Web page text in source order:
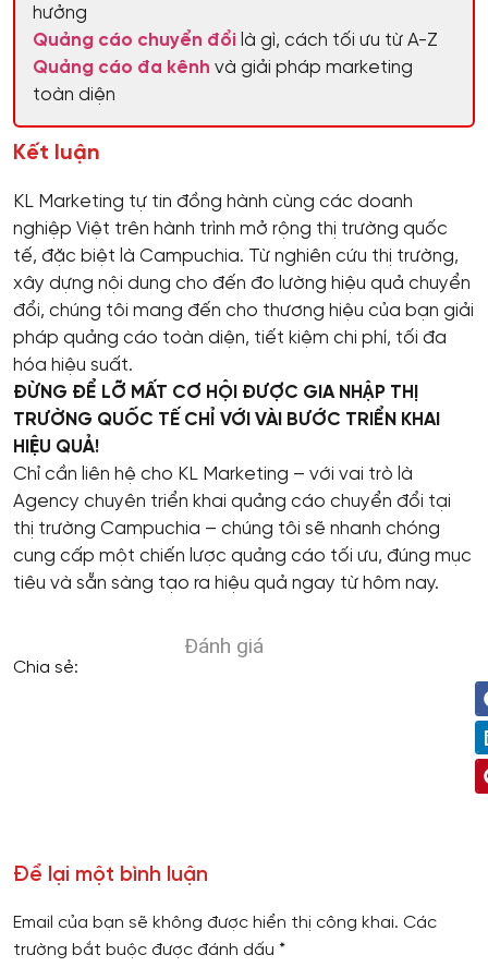
hưởng
Quảng cáo chuyển đổilà gì, cách tối ưu từ A-Z
Quảng cáo đa kênh và giải pháp marketing
toàn diện
Kết luận
KL Marketing tự tin đồng hành cùng các doanh
nghiệp Việt trên hành trình mở rộng thị trường quốc
tế, đặc biệt là Campuchia. Từ nghiên cứu thị trường,
xây dựng nội dung cho đến đo lường hiệu quả chuyển
đổi, chúng tôi mang đến cho thương hiệu của bạn giải
pháp quảng cáo toàn diện, tiết kiệm chi phí, tối đa
hóa hiệu suất.
ĐỪNG ĐỂ LỠ MẤT CƠ HỘI ĐƯỢC GIA NHẬP THỊ
TRƯỜNG QUỐC TẾ CHỈ VỚI VÀI BƯỚC TRIỂN KHAI
HIỆU QUẢ!
Chỉ cần liên hệ cho KL Marketing – với vai trò là
Agency chuyên triển khai quảng cáo chuyển đổi tại
thị trường Campuchia – chúng tôi sẽ nhanh chóng
cung cấp một chiến lược quảng cáo tối ưu, đúng mục
tiêu và sẵn sàng tạo ra hiệu quả ngay từ hôm nay.
Đánh giá
Chia sẻ:
Để lại một bình luận
Email của bạn sẽ không được hiển thị công khai. Các
trường bắt buộc được đánh dấu *